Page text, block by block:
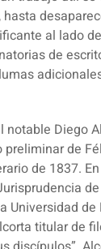
al lado
de
notable Diego
de
de 1837.
Universidad
titular de